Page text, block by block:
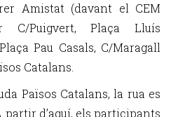
Amistat (davant el CEM
C/Puigvert, Plaça Lluís
Pau Casals, C/Maragall
Catalans.
Països Catalans, la rua es
d’aquí, els participants